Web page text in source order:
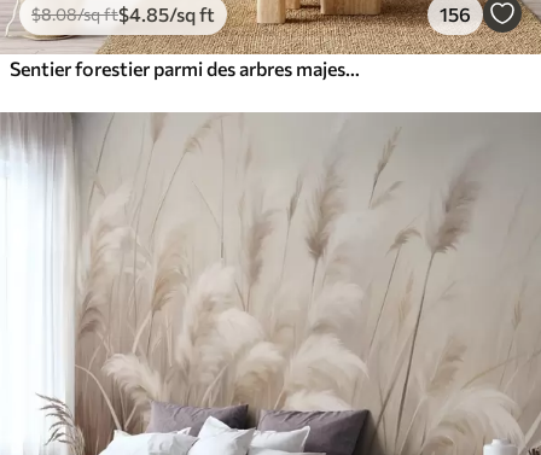
$8.08/sq ft$4 .85/sq ft 156